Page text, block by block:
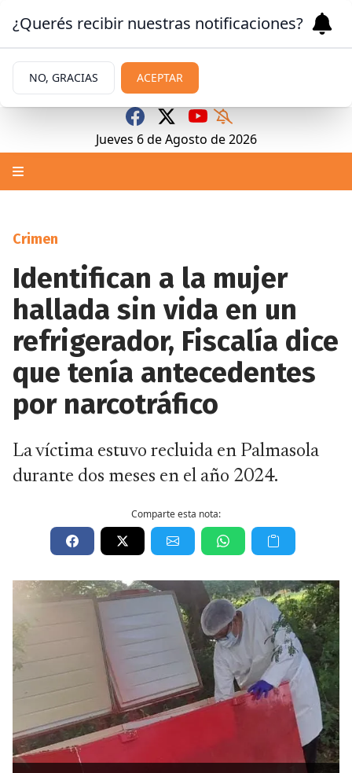
Jueves 6 de Agosto de 2026
Crimen
Identifican a la mujer
hallada sin vida en un
refrigerador, Fiscalía dice
que tenía antecedentes
por narcotráfico
La víctima estuvo recluida en Palmasola
durante dos meses en el año 2024.
Comparte esta nota:
¿Querés recibir nuestras notificaciones?
NO, GRACIAS ACEPTAR